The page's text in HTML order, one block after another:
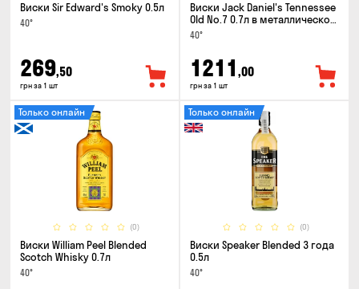
Виски Sir Edward's Smoky 0.5л
40°
269,50
грн за 1 шт
Виски Jack Daniel's Tennessee
Old No.7 0.7л в металлической
коробке
40°
1211 ,00
грн за 1 шт
(0)
Только онлайн
Виски William Peel Blended
Scotch Whisky 0.7л
40°
(0)
Только онлайн
Виски Speaker Blended 3 года
0.5л
40°